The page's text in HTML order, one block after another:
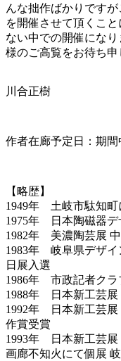
んな拙作ばかりです
を開催させて頂くこ
ない中での開催にな
様のご高覧をお待ち申
川合正樹
作者在廊予定日：期
【略歴】
1949年 土岐市駄知町
1975年 日本陶磁器デ
1982年 美濃陶芸展
1983年 岐阜県デザイ
日展入選
1986年 市政記者クラ
1988年 日本新工芸展
1992年 日本新工芸展
作賞受賞
1993年 日本新工芸展
画廊不知火にて個展